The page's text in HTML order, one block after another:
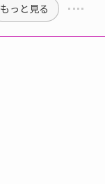
もっと見る